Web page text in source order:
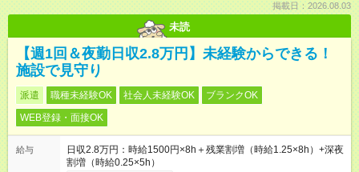
掲載日：2026.08.03
未読
【週1回＆夜勤日収2.8万円】未経験からできる！
施設で見守り
派遣 職種未経験OK 社会人未経験OK
ブランクOK
WEB登録・面接OK
給与
日収2.8万円：時給1500円×8h＋残業割増（時給1.25×8h）+深夜
割増（時給0.25×5h）